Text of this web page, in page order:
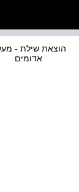
הוצאת שילת -
אדומים